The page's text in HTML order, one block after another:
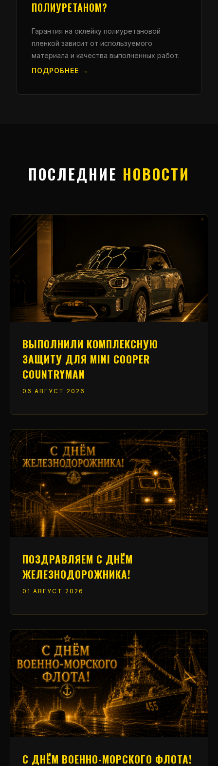
ПОЛИУРЕТАНОМ?
Гарантия на оклейку полиуретановой
пленкой зависит от используемого
материала и качества выполненных работ.
ПОДРОБНЕЕ →
ПОСЛЕДНИЕ НОВОСТИ
ВЫПОЛНИЛИ КОМПЛЕКСНУЮ
ЗАЩИТУ ДЛЯ MINI COOPER
COUNTRYMAN
06 АВГУСТ 2026
ПОЗДРАВЛЯЕМ С ДНЁМ
ЖЕЛЕЗНОДОРОЖНИКА!
01 АВГУСТ 2026
С ДНЁМ ВОЕННО-МОРСКОГО ФЛОТА!